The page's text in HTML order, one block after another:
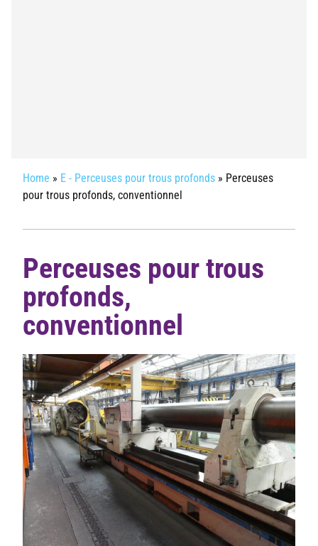
Home » E - Perceuses pour trous profonds » Perceuses
pour trous profonds, conventionnel
Perceuses pour trous
profonds,
conventionnel